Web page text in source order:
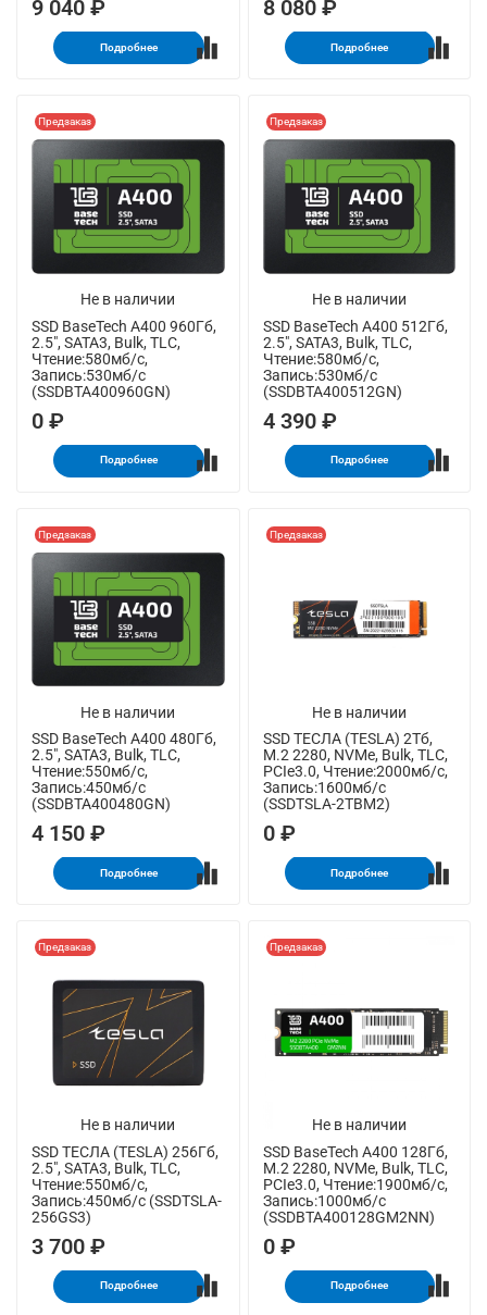
9 040 ₽
Подробнее
8 080 ₽
Подробнее
Не в наличии
Предзаказ
SSD BaseTech A400 960Гб,
2.5", SATA3, Bulk, TLC,
Чтение:580мб/с,
Запись:530мб/с
(SSDBTA400960GN)
0 ₽
Подробнее
Не в наличии
Предзаказ
SSD BaseTech A400 512Гб,
2.5", SATA3, Bulk, TLC,
Чтение:580мб/с,
Запись:530мб/с
(SSDBTA400512GN)
4 390 ₽
Подробнее
Не в наличии
Предзаказ
SSD BaseTech A400 480Гб,
2.5", SATA3, Bulk, TLC,
Чтение:550мб/с,
Запись:450мб/с
(SSDBTA400480GN)
4 150 ₽
Подробнее
Не в наличии
Предзаказ
SSD ТЕСЛА (TESLA) 2Тб,
M.2 2280, NVMe, Bulk, TLC,
PCIe3.0, Чтение:2000мб/с,
Запись:1600мб/с
(SSDTSLA-2TBM2)
0 ₽
Подробнее
Не в наличии
Предзаказ
SSD ТЕСЛА (TESLA) 256Гб,
2.5", SATA3, Bulk, TLC,
Чтение:550мб/с,
Запись:450мб/с (SSDTSLA-
256GS3)
3 700 ₽
Подробнее
Не в наличии
Предзаказ
SSD BaseTech A400 128Гб,
M.2 2280, NVMe, Bulk, TLC,
PCIe3.0, Чтение:1900мб/с,
Запись:1000мб/с
(SSDBTA400128GM2NN)
0 ₽
Подробнее